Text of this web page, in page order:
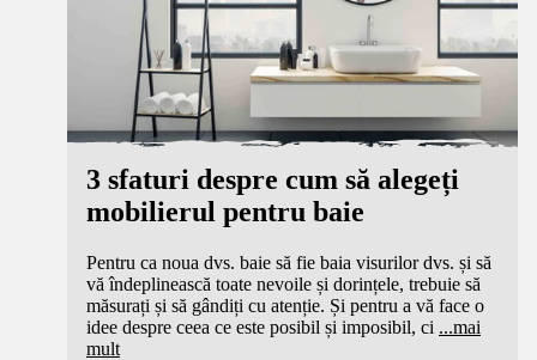
3 sfaturi despre cum să alegeți
mobilierul pentru baie
Pentru ca noua dvs. baie să fie baia visurilor dvs. și să
vă îndeplinească toate nevoile și dorințele, trebuie să
măsurați și să gândiți cu atenție. Și pentru a vă face o
idee despre ceea ce este posibil și imposibil, ci ...mai
mult